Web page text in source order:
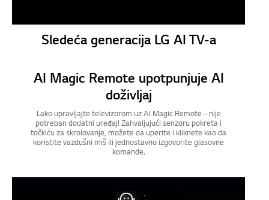
Sledeća generacija LG AI TV-a
AI Magic Remote upotpunjuje AI
doživljaj
Lako upravljajte televizorom uz AI Magic Remote – nije
potreban dodatni uređaj! Zahvaljujući senzoru pokreta i
točkiću za skrolovanje, možete da uperite i kliknete kao da
koristite vazdušni miš ili jednostavno izgovorite glasovne
komande.